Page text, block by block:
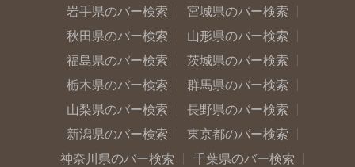
岩手県のバー検索
宮城県のバー検索
秋田県のバー検索
山形県のバー検索
福島県のバー検索
茨城県のバー検索
栃木県のバー検索
群馬県のバー検索
山梨県のバー検索
長野県のバー検索
新潟県のバー検索
東京都のバー検索
神奈川県のバー検索
千葉県のバー検索